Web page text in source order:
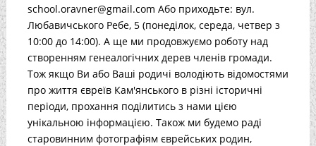
school.oravner@gmail.com Або приходьте: вул.
Любавичського Ребе, 5 (понеділок, середа, четвер з
10:00 до 14:00). А ще ми продовжуємо роботу над
створенням генеалогічних дерев членів громади.
Тож якщо Ви або Ваші родичі володіють відомостями
про життя євреїв Кам'янського в різні історичні
періоди, прохання поділитись з нами цією
унікальною інформацією. Також ми будемо раді
старовинним фотографіям єврейських родин,